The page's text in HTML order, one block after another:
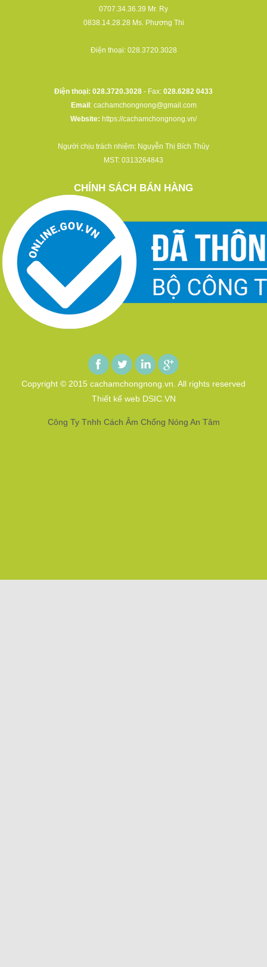
0707.34.36.39 Mr. Ry
0838.14.28.28 Ms. Phương Thi
Điện thoại: 028.3720.3028
Điện thoại: 028.3720.3028 - Fax: 028.6282 0433
Email : cachamchongnong@gmail.com
Website: https://cachamchongnong.vn/
Người chịu trách nhiệm: Nguyễn Thị Bích Thủy
MST: 0313264843
CHÍNH SÁCH BÁN HÀNG
Copyright © 2015 cachamchongnong.vn. All rights reserved
Thiết kế web DSIC.VN
Công Ty Tnhh Cách Âm Chống Nóng An Tâm